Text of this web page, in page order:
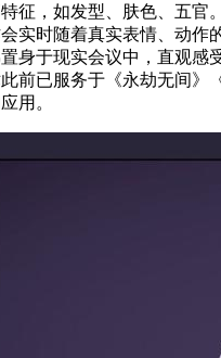
征，如发型、肤色、五官
实时随着真实表情、动作
身于现实会议中，直观感
前已服务于《永劫无间》
用。